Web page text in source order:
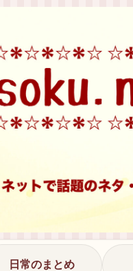
日常のまとめ